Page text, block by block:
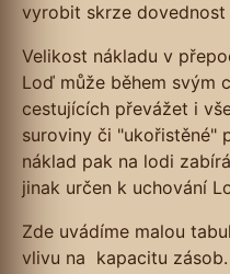
vyrobit skrze dovednost
Velikost nákladu v
Loď může během svým
cestujících převážet i
suroviny či "ukořistěné"
náklad pak na lodi
jinak určen k uchování
Zde uvádíme malou
vlivu na kapacitu zásob.